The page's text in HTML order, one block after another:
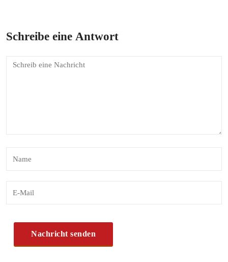
Schreibe eine Antwort